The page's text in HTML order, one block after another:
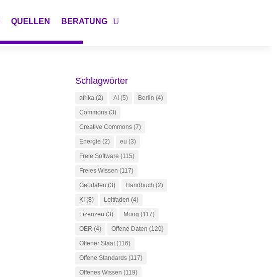
QUELLEN BERATUNG
Schlagwörter
afrika(2) AI (5) Berlin (4)
Commons(3)
Creative Commons(7)
Energie (2) eu (3)
Freie Software (115)
Freies Wissen (117)
Geodaten (3) Handbuch (2)
KI (8) Leitfaden (4)
Lizenzen (3) Moog (117)
OER (4) Offene Daten (120)
Offener Staat(116)
Offene Standards(117)
Offenes Wissen (119)